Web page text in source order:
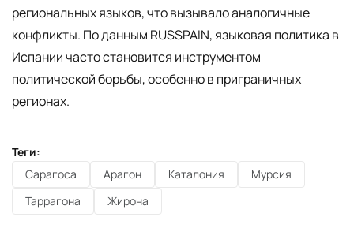
региональных языков, что вызывало аналогичные
конфликты. По данным RUSSPAIN, языковая политика в
Испании часто становится инструментом
политической борьбы, особенно в приграничных
регионах.
Теги:
Сарагоса
Арагон Каталония
Мурсия
Таррагона
Жирона